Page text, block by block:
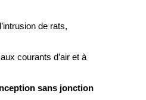
de rats,
courants d’air et à
sans jonction